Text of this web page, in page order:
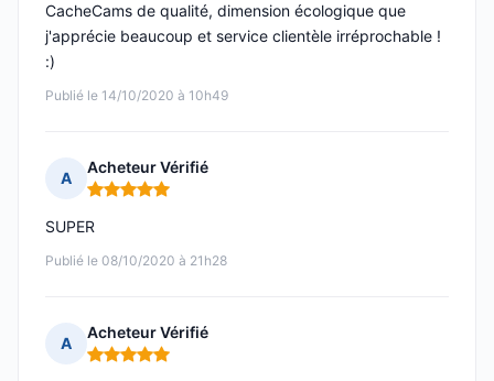
Publié le 14/10/2020 à 10h49
CacheCams de qualité, dimension écologique que
j'apprécie beaucoup et service clientèle irréprochable !
:)
A
Acheteur Vérifié
Note : 5 sur 5
Publié le 08/10/2020 à 21h28
SUPER
A
Acheteur Vérifié
Note : 5 sur 5